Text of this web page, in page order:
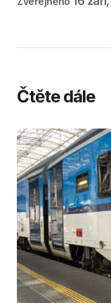
Čtěte dále